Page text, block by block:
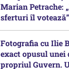
Marian Petrache:
sferturi îl
Fotografia cu Ilie
exact opusul unei
propriul Guvern.